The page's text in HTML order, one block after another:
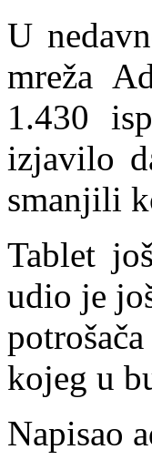
U
mreža
1.430
izjavilo
smanjili
Tablet
udio je
kojeg u
Napisao